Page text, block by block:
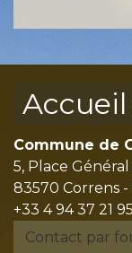
Commune de
5, Place
83570 Correns -
+33 4 94 37 21 95
Contact par